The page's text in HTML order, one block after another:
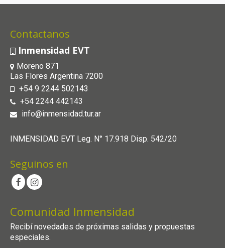
Contactanos
Inmensidad EVT
Moreno 871
Las Flores Argentina 7200
+54 9 2244 502143
+54 2244 442143
info@inmensidad.tur.ar
INMENSIDAD EVT Leg. N° 17.918 Disp. 542/20
Seguinos en
Comunidad Inmensidad
Recibí novedades de próximas salidas y propuestas
especiales.